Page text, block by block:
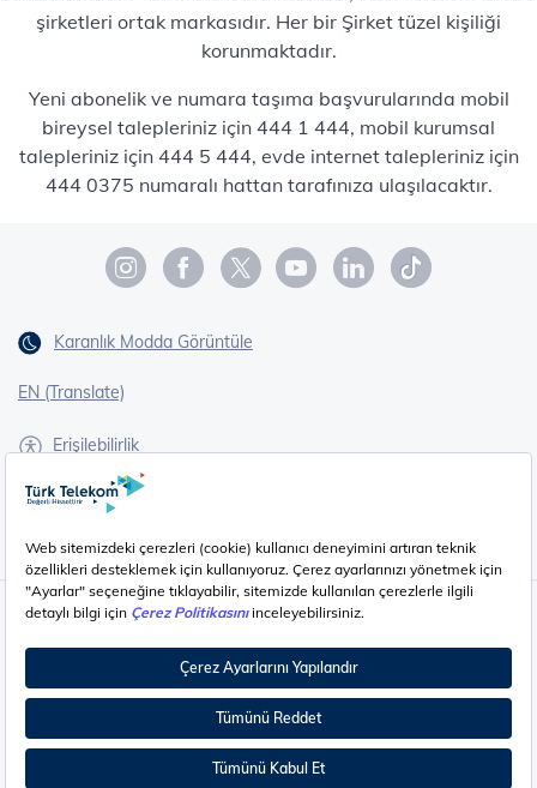
şirketleri ortak markasıdır. Her bir Şirket tüzel kişiliği
korunmaktadır.
Yeni abonelik ve numara taşıma başvurularında mobil
bireysel talepleriniz için 444 1 444, mobil kurumsal
talepleriniz için 444 5 444, evde internet talepleriniz için
444 0375 numaralı hattan tarafınıza ulaşılacaktır.
Karanlık Modda Görüntüle
EN (Translate)
Erişilebilirlik
İşaret Dili Çevirisi
Çerez Ayarları